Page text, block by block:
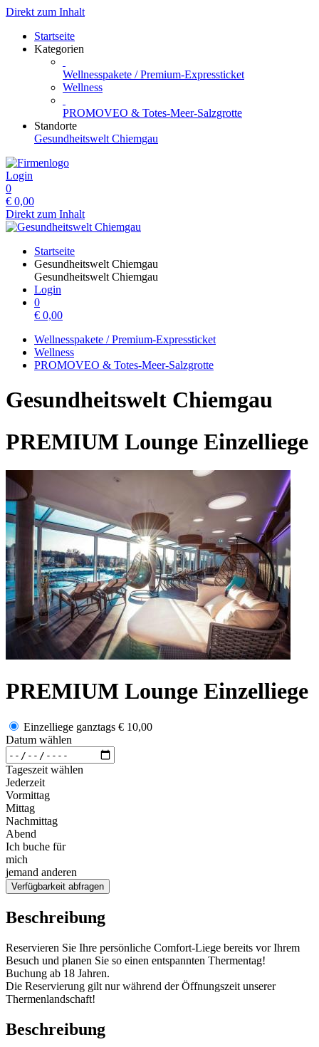
Direkt zum Inhalt
Startseite
Kategorien
Wellnesspakete / Premium-Expressticket
Wellness
PROMOVEO & Totes-Meer-Salzgrotte
Standorte
Gesundheitswelt Chiemgau
Login
0
€ 0,00
Direkt zum Inhalt
Startseite
Gesundheitswelt Chiemgau
Gesundheitswelt Chiemgau
Login
0
€ 0,00
Wellnesspakete / Premium-Expressticket
Wellness
PROMOVEO & Totes-Meer-Salzgrotte
Gesundheitswelt Chiemgau
PREMIUM Lounge Einzelliege
PREMIUM Lounge Einzelliege
Einzelliege ganztags € 10,00
Datum wählen
Tageszeit wählen
Jederzeit
Vormittag
Mittag
Nachmittag
Abend
Ich buche für
mich
jemand anderen
Verfügbarkeit abfragen
Beschreibung
Reservieren Sie Ihre persönliche Comfort-Liege bereits vor Ihrem
Besuch und planen Sie so einen entspannten Thermentag!
Buchung ab 18 Jahren.
Die Reservierung gilt nur während der Öffnungszeit unserer
Thermenlandschaft!
Beschreibung